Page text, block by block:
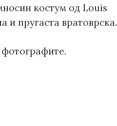
костум од Louis
пругаста вратоврска.